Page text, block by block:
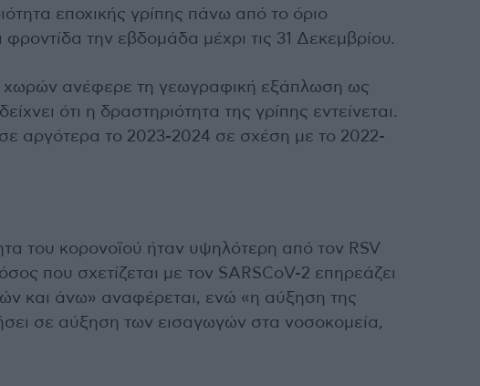
εποχικής γρίπης πάνω από το όριο
την εβδομάδα μέχρι τις 31 Δεκεμβρίου.
χωρών ανέφερε τη γεωγραφική εξάπλωση ως
ότι η δραστηριότητα της γρίπης εντείνεται.
αργότερα το 2023-2024 σε σχέση με το 2022-
του κορονοϊού ήταν υψηλότερη από τον RSV
που σχετίζεται με τον SARSCoV-2 επηρεάζει
και άνω» αναφέρεται, ενώ «η αύξηση της
σε αύξηση των εισαγωγών στα νοσοκομεία,